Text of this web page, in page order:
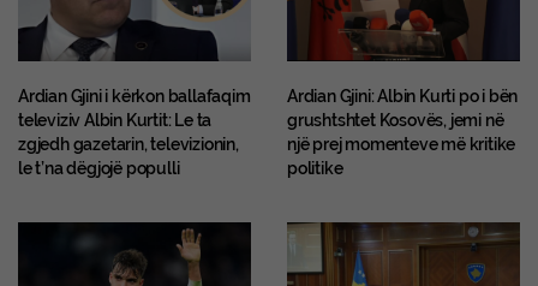
Ardian Gjini i kërkon ballafaqim
televiziv Albin Kurtit: Le ta
zgjedh gazetarin, televizionin,
le t’na dëgjojë populli
Ardian Gjini: Albin Kurti po i bën
grushtshtet Kosovës, jemi në
një prej momenteve më kritike
politike